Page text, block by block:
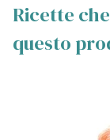
Ricette
questo